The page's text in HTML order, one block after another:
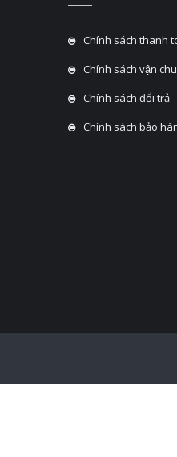
Chính sách thanh
Chính sách vận
Chính sách đổi trả
Chính sách bảo